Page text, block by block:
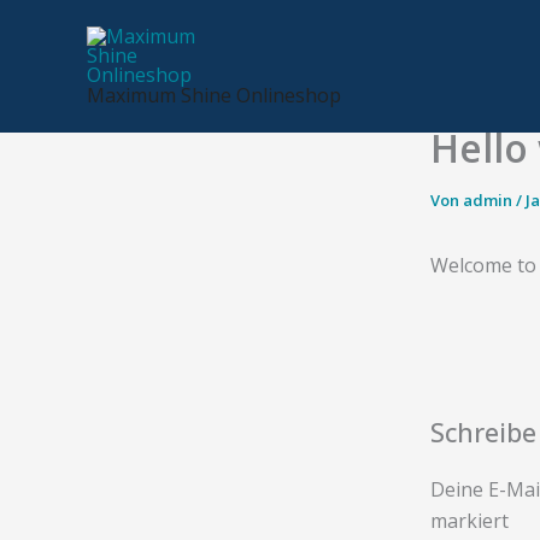
Maximum Shine Onlineshop
Von admin /
Welcome
Deine E-
markiert